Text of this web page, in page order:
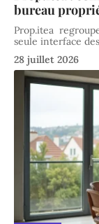
bureau
Prop.itea
seule interface
28 juillet 2026